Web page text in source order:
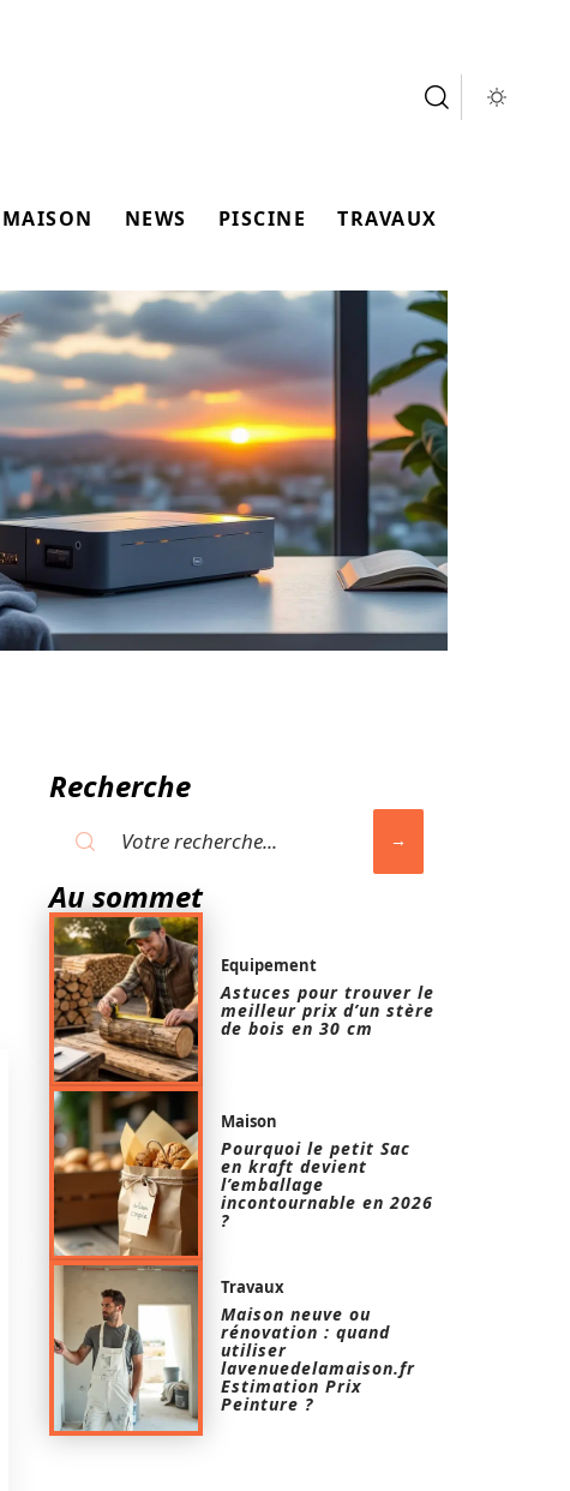
MAISON NEWS PISCINE TRAVAUX
Recherche
Au sommet
Equipement
Astuces pour trouver le
meilleur prix d’un stère
de bois en 30 cm
Maison
Pourquoi le petit Sac
en kraft devient
l’emballage
incontournable en 2026
?
Travaux
Maison neuve ou
rénovation : quand
utiliser
lavenuedelamaison.fr
Estimation Prix
Peinture ?